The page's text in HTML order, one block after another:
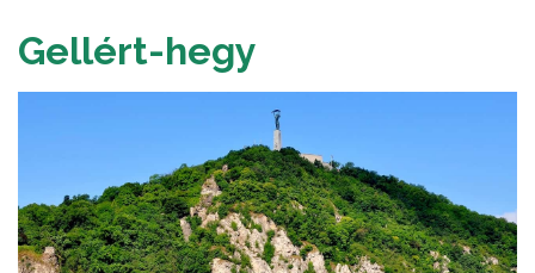
Gellért-hegy